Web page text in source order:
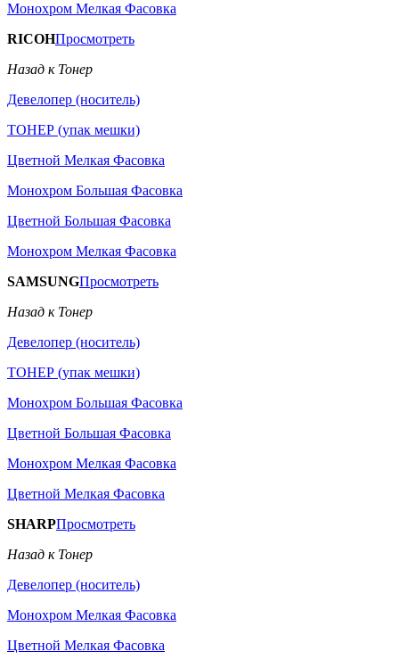
Монохром Мелкая Фасовка
RICOHПросмотреть
Назад к Тонер
Девелопер (носитель)
ТОНЕР (упак мешки)
Цветной Мелкая Фасовка
Монохром Большая Фасовка
Цветной Большая Фасовка
Монохром Мелкая Фасовка
SAMSUNGПросмотреть
Назад к Тонер
Девелопер (носитель)
ТОНЕР (упак мешки)
Монохром Большая Фасовка
Цветной Большая Фасовка
Монохром Мелкая Фасовка
Цветной Мелкая Фасовка
SHARPПросмотреть
Назад к Тонер
Девелопер (носитель)
Монохром Мелкая Фасовка
Цветной Мелкая Фасовка